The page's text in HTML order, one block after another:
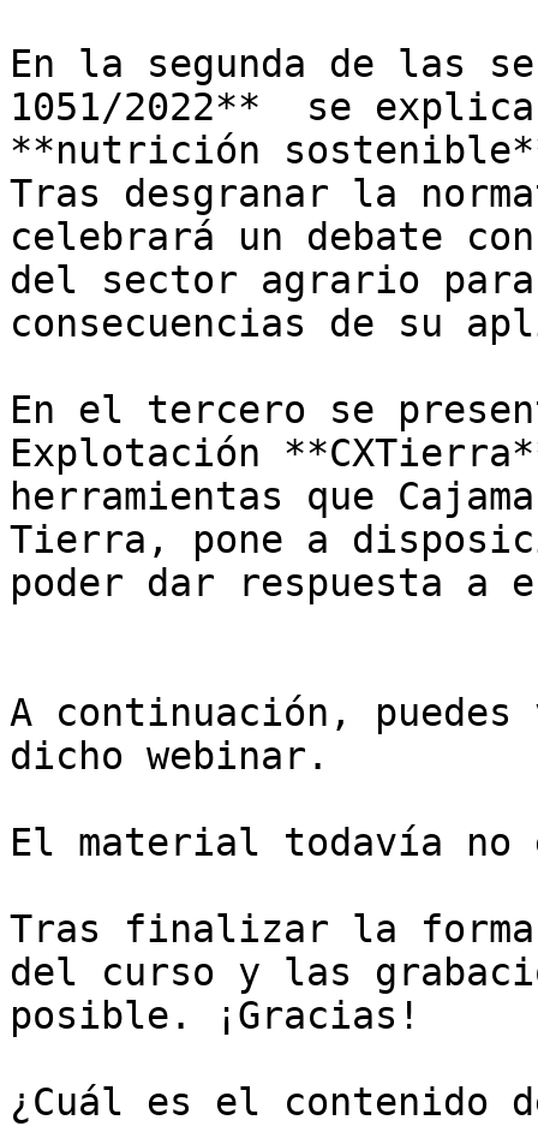
En la segunda de las
1051/2022**  se
**nutrición
Tras desgranar la
celebrará un debate
del sector agrario
consecuencias de su
En el tercero se
Explotación
herramientas que
Tierra, pone a
poder dar respuesta a
A continuación,
dicho webinar.
El material todavía no
Tras finalizar la
del curso y las
posible. ¡Gracias!
¿Cuál es el contenido